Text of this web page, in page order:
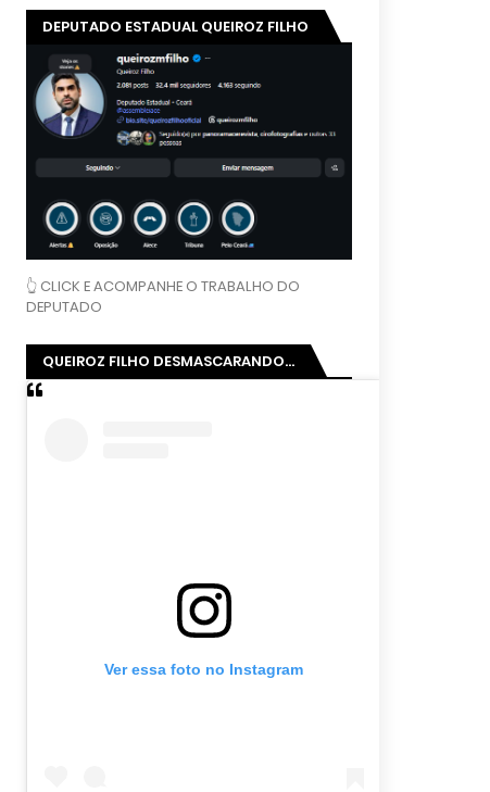
DEPUTADO ESTADUAL QUEIROZ FILHO
👆 CLICK E ACOMPANHE O TRABALHO DO
DEPUTADO
QUEIROZ FILHO DESMASCARANDO...
Ver essa foto no Instagram